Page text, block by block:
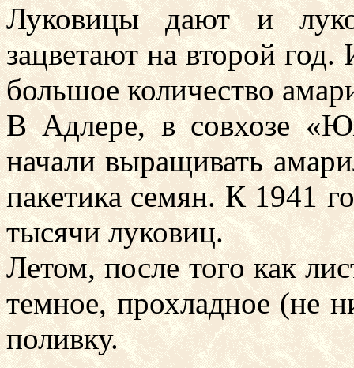
Луковицы дают и
зацветают на второй
большое количество
В Адлере, в совхозе
начали выращивать
пакетика семян. К 1941
тысячи луковиц.
Летом, после того как
темное, прохладное (не
поливку.